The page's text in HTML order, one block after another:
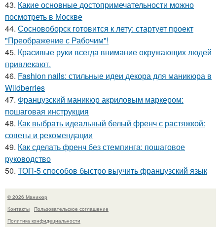
43. Какие основные достопримечательности можно
посмотреть в Москве
44. Сосновоборск готовится к лету: стартует проект
"Преображение с Рабочим"!
45. Красивые руки всегда внимание окружающих людей
привлекают.
46. Fashion nails: стильные идеи декора для маникюра в
Wildberries
47. Французский маникюр акриловым маркером:
пошаговая инструкция
48. Как выбрать идеальный белый френч с растяжкой:
советы и рекомендации
49. Как сделать френч без стемпинга: пошаговое
руководство
50. ТОП-5 способов быстро выучить французский язык
© 2026 Маникюр
Контакты
Пользовательское соглашение
Политика конфидециальности